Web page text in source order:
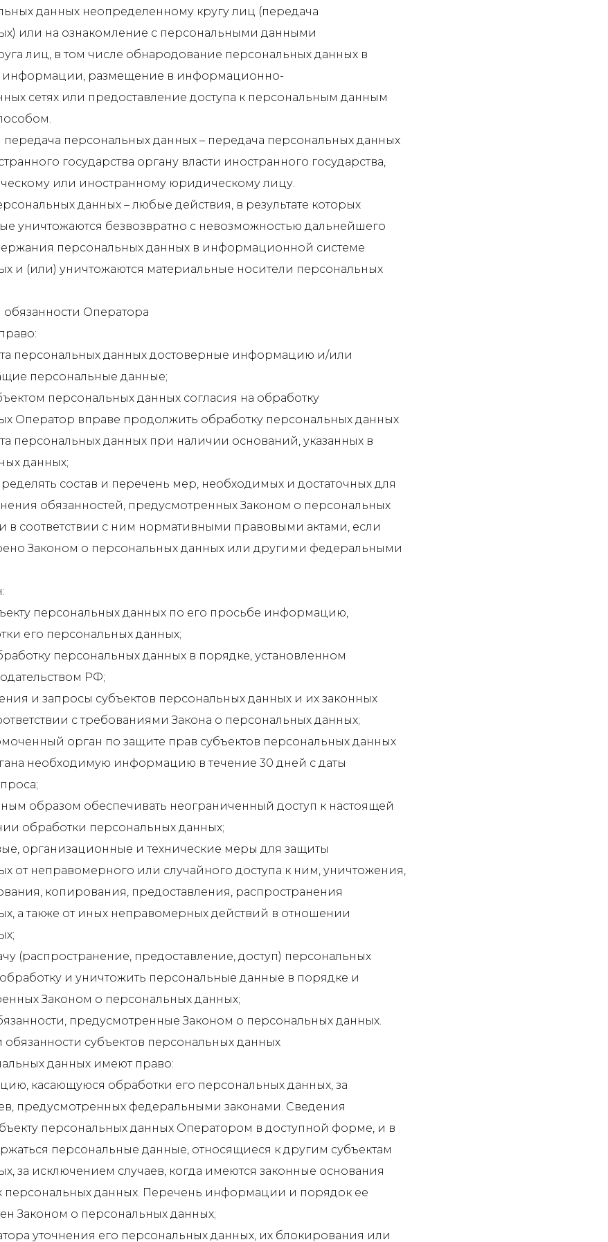
данных неопределенному кругу лиц (передача
или на ознакомление с персональными данными
лиц, в том числе обнародование персональных данных в
информации, размещение в информационно-
сетях или предоставление доступа к персональным данным
передача персональных данных – передача персональных данных
государства органу власти иностранного государства,
или иностранному юридическому лицу.
данных – любые действия, в результате которых
уничтожаются безвозвратно с невозможностью дальнейшего
персональных данных в информационной системе
и (или) уничтожаются материальные носители персональных
Оператора
персональных данных достоверные информацию и/или
персональные данные;
персональных данных согласия на обработку
Оператор вправе продолжить обработку персональных данных
персональных данных при наличии оснований, указанных в
данных;
состав и перечень мер, необходимых и достаточных для
обязанностей, предусмотренных Законом о персональных
в соответствии с ним нормативными правовыми актами, если
Законом о персональных данных или другими федеральными
персональных данных по его просьбе информацию,
его персональных данных;
персональных данных в порядке, установленном
РФ;
и запросы субъектов персональных данных и их законных
с требованиями Закона о персональных данных;
орган по защите прав субъектов персональных данных
необходимую информацию в течение 30 дней с даты
образом обеспечивать неограниченный доступ к настоящей
обработки персональных данных;
организационные и технические меры для защиты
от неправомерного или случайного доступа к ним, уничтожения,
копирования, предоставления, распространения
а также от иных неправомерных действий в отношении
(распространение, предоставление, доступ) персональных
и уничтожить персональные данные в порядке и
Законом о персональных данных;
предусмотренные Законом о персональных данных.
субъектов персональных данных
данных имеют право:
касающуюся обработки его персональных данных, за
предусмотренных федеральными законами. Сведения
персональных данных Оператором в доступной форме, и в
персональные данные, относящиеся к другим субъектам
за исключением случаев, когда имеются законные основания
персональных данных. Перечень информации и порядок ее
Законом о персональных данных;
уточнения его персональных данных, их блокирования или